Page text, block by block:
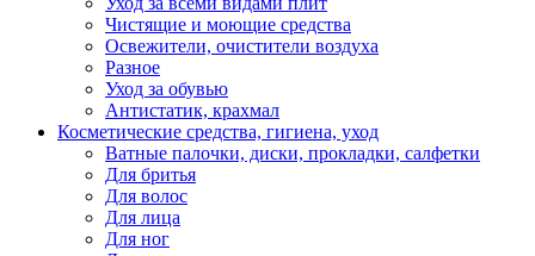
Чистящие и моющие средства
Освежители, очистители воздуха
Разное
Уход за обувью
Антистатик, крахмал
Косметические средства, гигиена, уход
Ватные палочки, диски, прокладки, салфетки
Для бритья
Для волос
Для лица
Для ног